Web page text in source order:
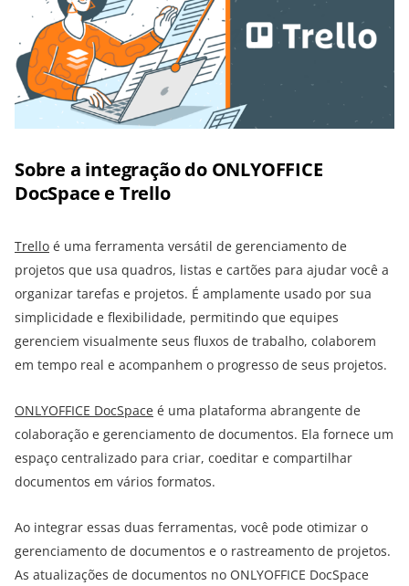
Sobre a integração do ONLYOFFICE
DocSpace e Trello
Trello é uma ferramenta versátil de gerenciamento de
projetos que usa quadros, listas e cartões para ajudar você a
organizar tarefas e projetos. É amplamente usado por sua
simplicidade e flexibilidade, permitindo que equipes
gerenciem visualmente seus fluxos de trabalho, colaborem
em tempo real e acompanhem o progresso de seus projetos.
ONLYOFFICE DocSpace é uma plataforma abrangente de
colaboração e gerenciamento de documentos. Ela fornece um
espaço centralizado para criar, coeditar e compartilhar
documentos em vários formatos.
Ao integrar essas duas ferramentas, você pode otimizar o
gerenciamento de documentos e o rastreamento de projetos.
As atualizações de documentos no ONLYOFFICE DocSpace